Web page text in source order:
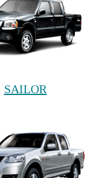
SAILOR